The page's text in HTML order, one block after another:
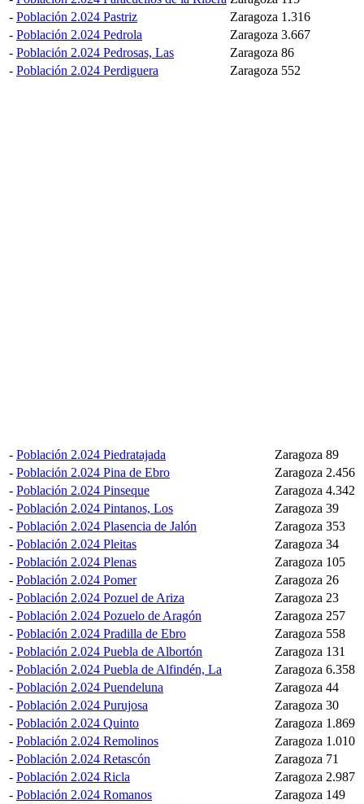
- Población 2.024 Pastriz Zaragoza 1.316
- Población 2.024 Pedrola Zaragoza 3.667
- Población 2.024 Pedrosas, Las Zaragoza 86
- Población 2.024 Perdiguera Zaragoza 552
- Población 2.024 Piedratajada Zaragoza 89
- Población 2.024 Pina de Ebro Zaragoza 2.456
- Población 2.024 Pinseque Zaragoza 4.342
- Población 2.024 Pintanos, Los Zaragoza 39
- Población 2.024 Plasencia de Jalón Zaragoza 353
- Población 2.024 Pleitas Zaragoza 34
- Población 2.024 Plenas Zaragoza 105
- Población 2.024 Pomer Zaragoza 26
- Población 2.024 Pozuel de Ariza Zaragoza 23
- Población 2.024 Pozuelo de Aragón Zaragoza 257
- Población 2.024 Pradilla de Ebro Zaragoza 558
- Población 2.024 Puebla de Albortón Zaragoza 131
- Población 2.024 Puebla de Alfindén, La Zaragoza 6.358
- Población 2.024 Puendeluna Zaragoza 44
- Población 2.024 Purujosa Zaragoza 30
- Población 2.024 Quinto Zaragoza 1.869
- Población 2.024 Remolinos Zaragoza 1.010
- Población 2.024 Retascón Zaragoza 71
- Población 2.024 Ricla Zaragoza 2.987
- Población 2.024 Romanos Zaragoza 149